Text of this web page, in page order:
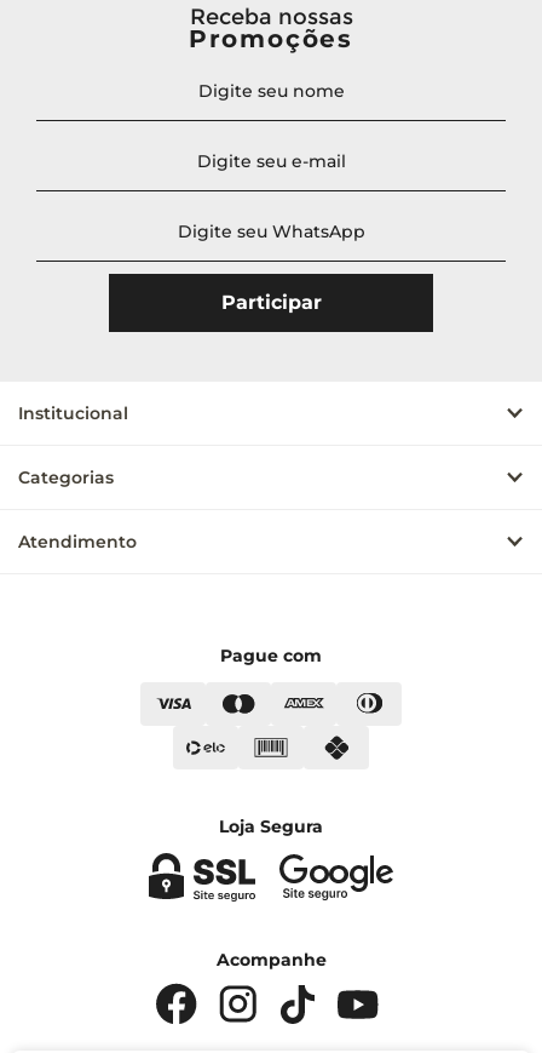
Receba nossas
Promoções
Institucional
Categorias
Atendimento
Pague com
Loja Segura
Acompanhe